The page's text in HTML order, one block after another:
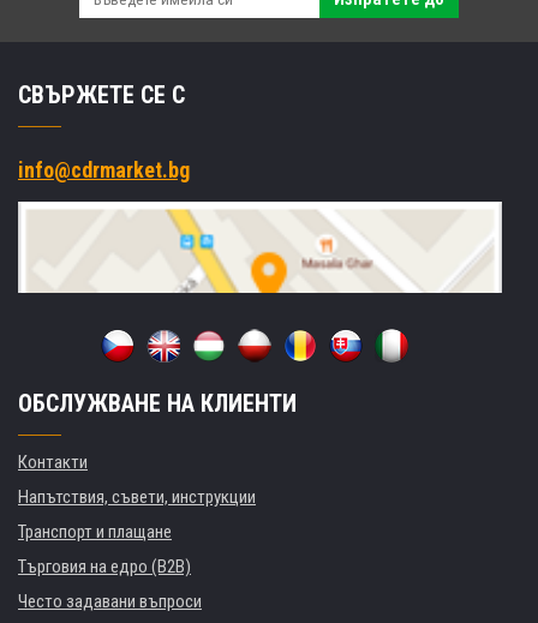
СВЪРЖЕТЕ СЕ С
info@cdrmarket.bg
ОБСЛУЖВАНЕ НА КЛИЕНТИ
Контакти
Напътствия, съвети, инструкции
Транспорт и плащане
Търговия на едро (B2B)
Често задавани въпроси